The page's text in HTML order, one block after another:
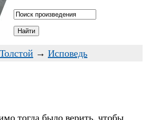
→ Исповедь
тогда было верить, чтобы